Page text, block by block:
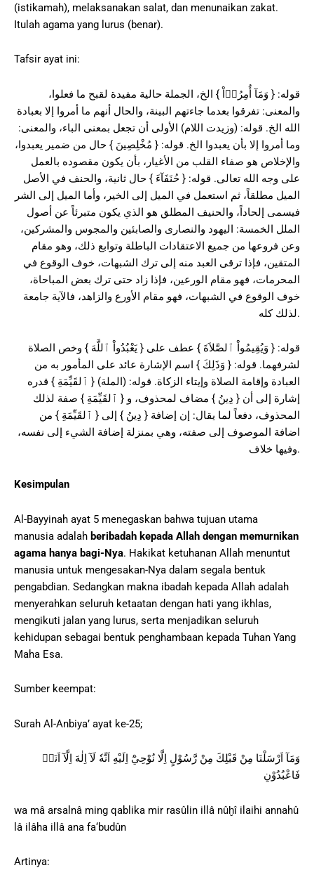
(istikamah), melaksanakan salat, dan menunaikan zakat.
Itulah agama yang lurus (benar).
Tafsir ayat ini:
قوله: { وَمَآ أُمِرُوۤاْ } الخ، الجملة حالية مفيدة لقبح ما فعلوا،
والمعنى: تفرقوا بعدما جاءتهم البينة، والحال أنهم ما أمروا إلا بعبادة
الله الخ. قوله: (وزيدت اللام) الأولى أن تجعل بمعنى الباء، والمعنى:
وما أمروا إلا بأن يعبدوا الخ. قوله: { مُخْلِصِينَ } حال من ضمير يعبدوا،
والإخلاص هو صفاء القلب من الأغيار، بأن يكون مقصوده بالعمل
على وجه الله تعالى. قوله: { حُنَفَآءَ } حال ثانية، والحنف في الأصل
الميل مطلقاً، ثم استعمل في الميل إلى الخير، وأما الميل إلى الشر
فيسمى إلحاداً، والحنيف المطلق هو الذي يكون متبرئاً عن أصول
الملل الخمسة: اليهود والنصارى والصابئين والمجوس والمشركين،
وعن فروعها من جميع الاعتقادات الباطلة وتوابع ذلك، وهو مقام
المتقين، فإذا ترقى العبد منه إلى ترك الشبهات، خوف الوقوع في
المحرمات، فهو مقام الورعين، فإذا زاد حتى ترك بعض المباحاة،
خوف الوقوع في الشبهات، فهو مقام الأورع والزاهد، فالآية جامعة
لذلك كله.
قوله: { وَيُقِيمُواْ ٱلصَّلاَةَ } عطف على { يَعْبُدُواْ ٱللَّهَ } وخص الصلاة
لشرفهما. قوله: { وَذَلِكَ } اسم الإشارة عائد على المأمور به من
العبادة وإقامة الصلاة وإيتاء الزكاة. قوله: (الملة) { ٱلقَيِّمَةِ } قدره
إشارة إلى أن { دِينُ } مضاف لمحذوف، و { ٱلقَيِّمَةِ } صفة لذلك
المحذوف، دفعاً لما يقال: إن إضافة { دِينُ } إلى { ٱلقَيِّمَةِ } من
اضافة الموصوف إلى صفته، وهي بمنزلة إضافة الشيء إلى نفسه،
وفيها خلاف.
Kesimpulan
Al-Bayyinah ayat 5 menegaskan bahwa tujuan utama
manusia adalah beribadah kepada Allah dengan memurnikan
agama hanya bagi-Nya. Hakikat ketuhanan Allah menuntut
manusia untuk mengesakan-Nya dalam segala bentuk
pengabdian. Sedangkan makna ibadah kepada Allah adalah
menyerahkan seluruh ketaatan dengan hati yang ikhlas,
mengikuti jalan yang lurus, serta menjadikan seluruh
kehidupan sebagai bentuk penghambaan kepada Tuhan Yang
Maha Esa.
Sumber keempat:
Surah Al-Anbiya’ ayat ke-25;
وَمَآ اَرْسَلْنَا مِنْ قَبْلِكَ مِنْ رَّسُوْلٍ اِلَّا نُوْحِيْٓ اِلَيْهِ اَنَّهٗ لَآ اِلٰهَ اِلَّآ اَنَا۠
فَاعْبُدُوْنِ
wa mâ arsalnâ ming qablika mir rasûlin illâ nûḫî ilaihi annahû
lâ ilâha illâ ana fa‘budûn
Artinya: